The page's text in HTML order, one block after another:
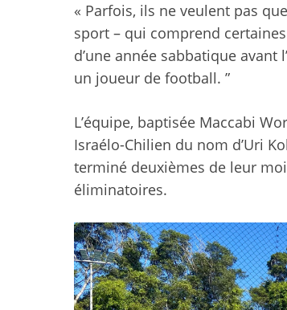
« Parfois, ils ne veulent pas
sport – qui comprend
d’une année sabbatique avant
un joueur de football. ”
L’équipe, baptisée Maccabi
Israélo-Chilien du nom d’Uri
terminé deuxièmes de leur
éliminatoires.